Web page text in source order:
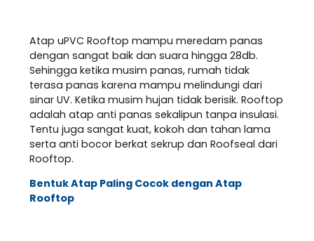
Atap uPVC Rooftop mampu meredam panas
dengan sangat baik dan suara hingga 28db.
Sehingga ketika musim panas, rumah tidak
terasa panas karena mampu melindungi dari
sinar UV. Ketika musim hujan tidak berisik. Rooftop
adalah atap anti panas sekalipun tanpa insulasi.
Tentu juga sangat kuat, kokoh dan tahan lama
serta anti bocor berkat sekrup dan Roofseal dari
Rooftop.
Bentuk Atap Paling Cocok dengan Atap
Rooftop